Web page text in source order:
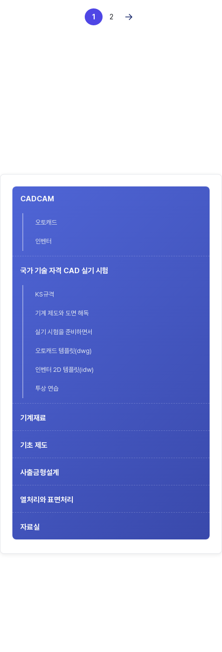
1 2 →
CADCAM
오토캐드
인벤터
국가 기술 자격 CAD 실기 시험
KS규격
기계 제도와 도면 해독
실기 시험을 준비하면서
오토캐드 템플릿(dwg)
인벤터 2D 템플릿(idw)
투상 연습
기계재료
기초 제도
사출금형설계
열처리와 표면처리
자료실